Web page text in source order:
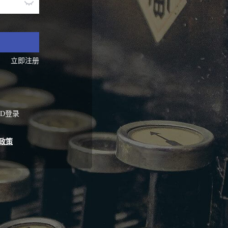
立即注册
登录
策